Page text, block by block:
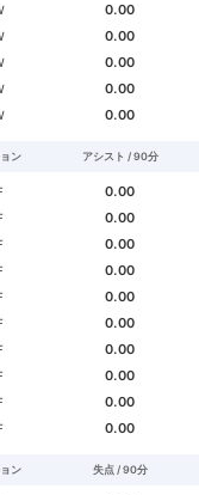
0.00
0.00
0.00
0.00
0.00
ン アシスト / 90分
0.00
0.00
0.00
0.00
0.00
0.00
0.00
0.00
0.00
0.00
ン 失点 / 90分